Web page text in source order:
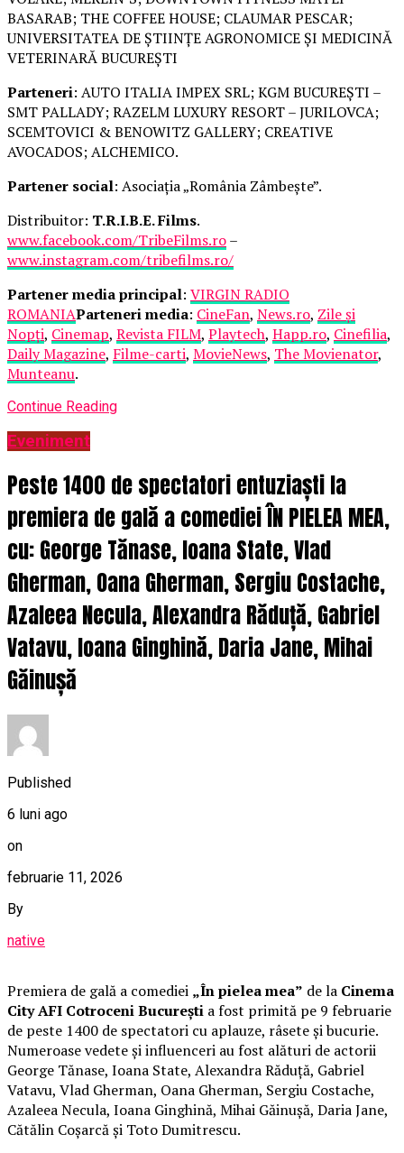
BASARAB; THE COFFEE HOUSE; CLAUMAR PESCAR;
UNIVERSITATEA DE ȘTIINȚE AGRONOMICE ȘI MEDICINĂ
VETERINARĂ BUCUREȘTI
Parteneri: AUTO ITALIA IMPEX SRL; KGM BUCUREȘTI –
SMT PALLADY; RAZELM LUXURY RESORT – JURILOVCA;
SCEMTOVICI & BENOWITZ GALLERY; CREATIVE
AVOCADOS; ALCHEMICO.
Partener social: Asociația „România Zâmbește”.
Distribuitor: T.R.I.B.E. Films.
www.facebook.com/TribeFilms.ro–
www.instagram.com/tribefilms.ro/
Partener media principal: VIRGIN RADIO
ROMANIAParteneri media: CineFan, News.ro, Zile și
Nopți, Cinemap, Revista FILM, Playtech, Happ.ro, Cinefilia,
Daily Magazine, Filme-carti, MovieNews, The Movienator,
Munteanu.
Continue Reading
Eveniment
Peste 1400 de spectatori entuziaști la
premiera de gală a comediei ÎN PIELEA MEA,
cu: George Tănase, Ioana State, Vlad
Gherman, Oana Gherman, Sergiu Costache,
Azaleea Necula, Alexandra Răduță, Gabriel
Vatavu, Ioana Ginghină, Daria Jane, Mihai
Găinușă
Published
6 luni ago
on
februarie 11, 2026
By
native
Premiera de gală a comediei „În pielea mea” de la Cinema
City AFI Cotroceni București a fost primită pe 9 februarie
de peste 1400 de spectatori cu aplauze, râsete și bucurie.
Numeroase vedete și influenceri au fost alături de actorii
George Tănase, Ioana State, Alexandra Răduță, Gabriel
Vatavu, Vlad Gherman, Oana Gherman, Sergiu Costache,
Azaleea Necula, Ioana Ginghină, Mihai Găinușă, Daria Jane,
Cătălin Coșarcă și Toto Dumitrescu.